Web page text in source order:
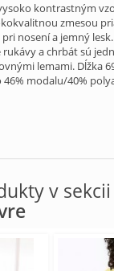
kontrastným
zmesou
nosení a jemný
a chrbát sú
lemami. Dĺžka
modalu/40%
v sekcii